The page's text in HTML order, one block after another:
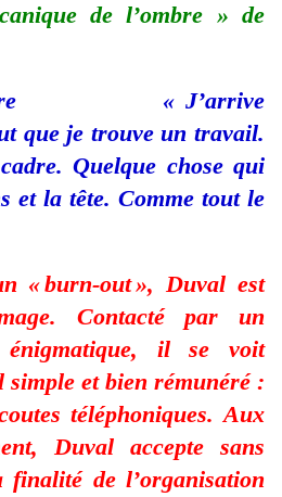
de l’ombre » de
« J’arrive
que je trouve un travail.
Quelque chose qui
et la tête. Comme tout le
« burn-out », Duval est
Contacté par un
énigmatique, il se voit
et bien rémunéré :
téléphoniques. Aux
Duval accepte sans
finalité de l’organisation